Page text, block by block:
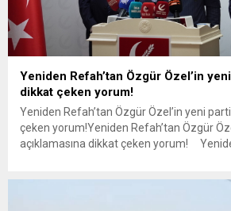
Yeniden Refah’tan Özgür Özel’in
dikkat çeken yorum!
Yeniden Refah’tan Özgür Özel’in yeni
çeken yorum!Yeniden Refah’tan Özgür
açıklamasına dikkat çeken yorum!
yaptığı değerlendirmede, “CHP içinde